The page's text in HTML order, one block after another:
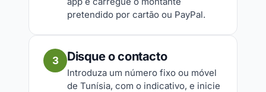
pretendido por cartão ou PayPal.
3 Disque o contacto
Introduza um número fixo ou móvel
de Tunísia, com o indicativo, e inicie